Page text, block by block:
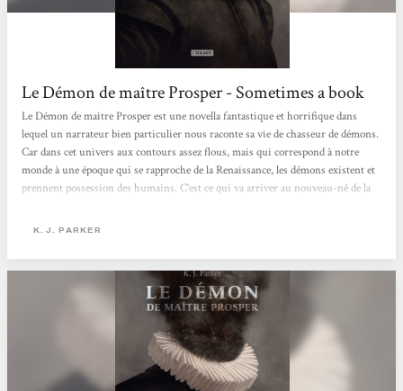
Le Démon de maître Prosper - Sometimes a book
Le Démon de maître Prosper est une novella fantastique et horrifique dans
lequel un narrateur bien particulier nous raconte sa vie de chasseur de démons.
Car dans cet univers aux contours assez flous, mais qui correspond à notre
monde à une époque qui se rapproche de la Renaissance, les démons existent et
prennent possession des humains. C’est ce qui va arriver au nouveau-né de la
notre narrateur. Problème pour notre narrateur, les exorcismes qu’il pratique
K. J. PARKER